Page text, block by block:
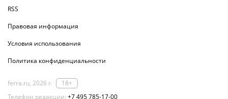
RSS
Правовая информация
Условия использования
Политика конфиденциальности
ferra.ru, 2026 г.
18+
Телефон редакции: +7 495 785-17-00